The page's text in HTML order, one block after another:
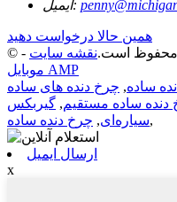
ایمیل:
همین حالا درخواست دهید
نقشه سایت -
موبایل AMP
ساده, چرخ دنده های ساده
دنده ساده مستقیم, گیربکس
سیاره‌ای, چرخ دنده ساده ,
ارسال ایمیل
x